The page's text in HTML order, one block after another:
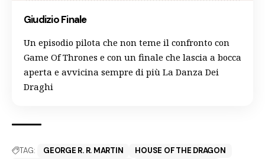
Giudizio Finale
Un episodio pilota che non teme il confronto con
Game Of Thrones e con un finale che lascia a bocca
aperta e avvicina sempre di più La Danza Dei
Draghi
TAG: GEORGE R. R. MARTIN
HOUSE OF THE DRAGON